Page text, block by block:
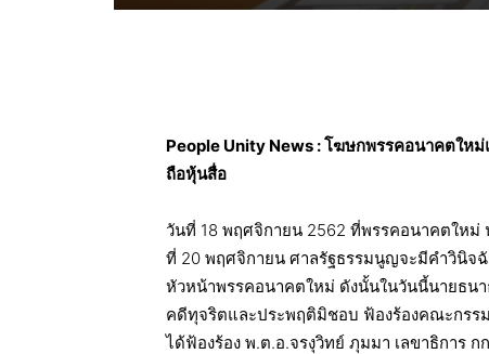
People Unity News : โฆษกพรรคอนาคตใหม่
ถือหุ้นสื่อ
วันที่ 18 พฤศจิกายน 2562 ที่พรรคอนาคตให
ที่ 20 พฤศจิกายน ศาลรัฐธรรมนูญจะมีคำวินิจ
หัวหน้าพรรคอนาคตใหม่ ดังนั้นในวันนี้นายธ
คดีทุจริตและประพฤติมิชอบ ฟ้องร้องคณะกรร
ได้ฟ้องร้อง พ.ต.อ.จรงุวิทย์ ภุมมา เลขาธิการ